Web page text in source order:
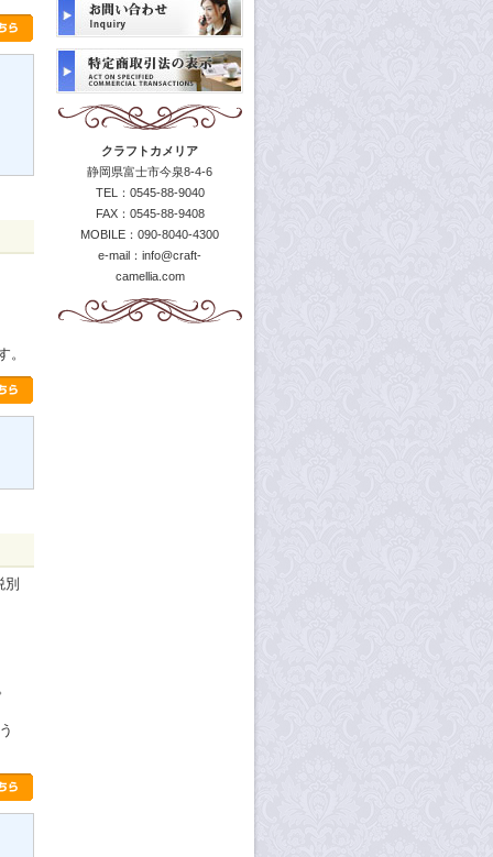
。
クラフトカメリア
静岡県富士市今泉8-4-6
TEL：0545-88-9040
FAX：0545-88-9408
MOBILE：090-8040-4300
e-mail： info@craft-
camellia.com